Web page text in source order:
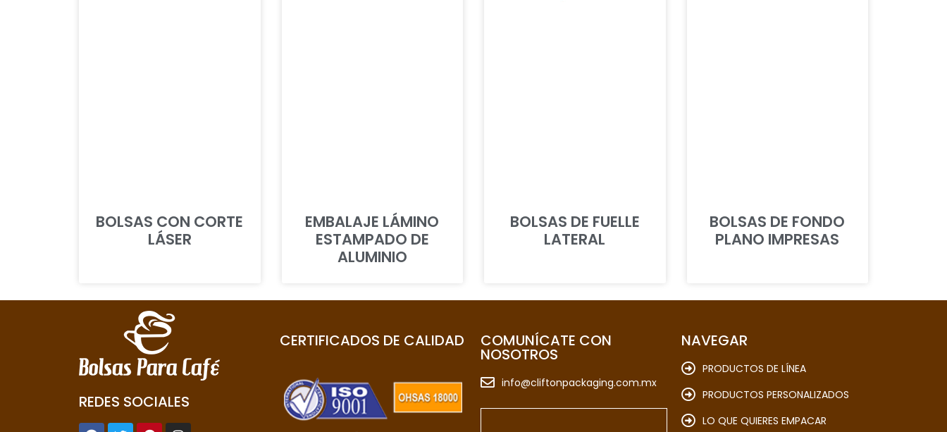
BOLSAS CON CORTE
LÁSER
EMBALAJE LÁMINO
ESTAMPADO DE
ALUMINIO
BOLSAS DE FUELLE
LATERAL
BOLSAS DE FONDO
PLANO IMPRESAS
REDES SOCIALES
CERTIFICADOS DE CALIDAD COMUNÍCATE CON
NOSOTROS
info@cliftonpackaging.com.mx
NAVEGAR
PRODUCTOS DE LÍNEA
PRODUCTOS PERSONALIZADOS
LO QUE QUIERES EMPACAR